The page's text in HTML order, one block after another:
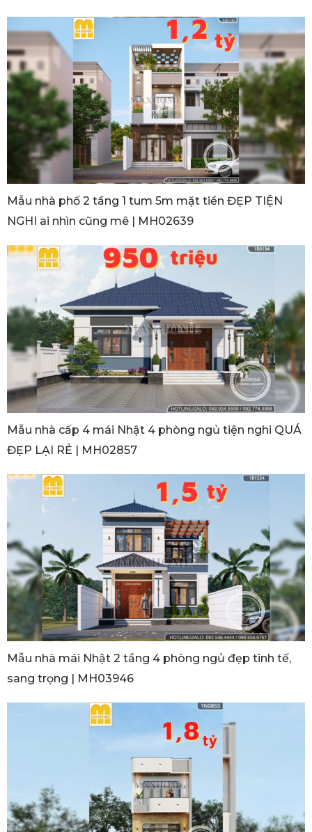
Mẫu nhà phố 2 tầng 1 tum 5m mặt tiền ĐẸP TIỆN
NGHI ai nhìn cũng mê | MH02639
Mẫu nhà cấp 4 mái Nhật 4 phòng ngủ tiện nghi QUÁ
ĐẸP LẠI RẺ | MH02857
Mẫu nhà mái Nhật 2 tầng 4 phòng ngủ đẹp tinh tế,
sang trọng | MH03946